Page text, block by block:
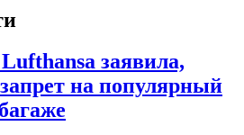
заявила,
на популярный